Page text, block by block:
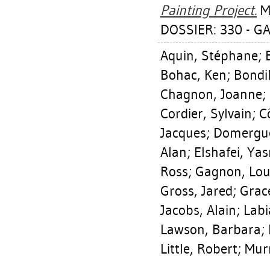
Painting Project.
DOSSIER: 330 -
Aquin, Stéphane;
Bohac, Ken;
Chagnon, Joanne;
Cordier, Sylvain;
Jacques;
Alan; Elshafei,
Ross; Gagnon,
Gross, Jared;
Jacobs, Alain;
Lawson, Barbara;
Little, Robert;